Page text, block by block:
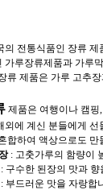
의 전통식품인 장류 제
가루장류제품과 가루
류 제품은 가루 고추
제품은 여행이나 캠핑,
외에 계신 분들에게 선
합하여 액상으로도
: 고춧가루의 함량이
: 구수한 된장의 맛과 향
: 부드러운 맛을 자랑합